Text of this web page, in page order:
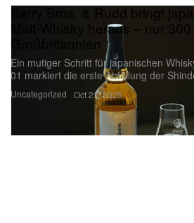
Uncategorized
Berry Bros. & Rudd bringt
Malt-Whisky heraus – nur 300
Großbritannien
Ein mutiger Schritt für japanischen
01 markiert die erste Abfüllung der
Oct 21, 2025